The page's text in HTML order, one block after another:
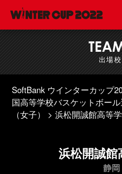
出場校
SoftBank ウインターカップ
国高等学校バスケットボー
（女子）
浜松開誠館高等
浜松開誠館
静岡